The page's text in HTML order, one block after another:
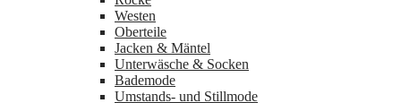
Westen
Oberteile
Jacken & Mäntel
Unterwäsche & Socken
Bademode
Umstands- und Stillmode